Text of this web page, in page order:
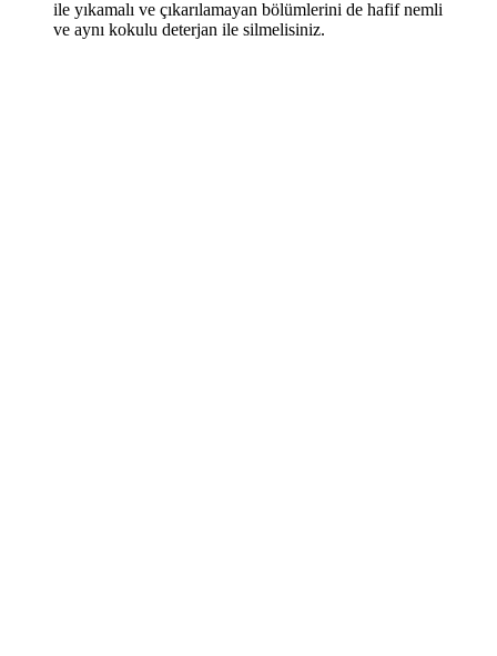
ile yıkamalı ve çıkarılamayan bölümlerini de hafif nemli
ve aynı kokulu deterjan ile silmelisiniz.